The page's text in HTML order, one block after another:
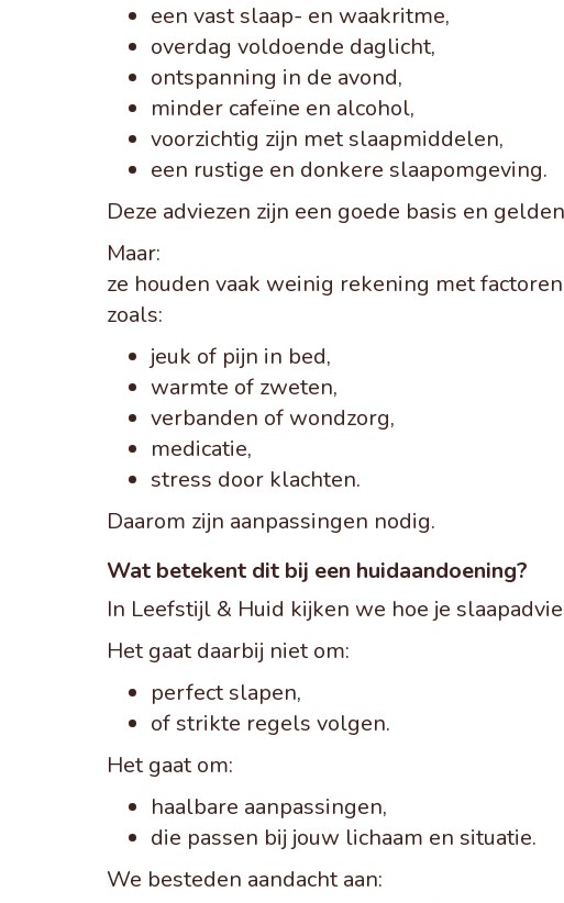
een vast slaap- en waakritme,
overdag voldoende daglicht,
ontspanning in de avond,
minder cafeïne en alcohol,
voorzichtig zijn met slaapmiddelen,
een rustige en donkere slaapomgeving.
Deze adviezen zijn een goede basis en
Maar:
ze houden vaak weinig rekening met
zoals:
jeuk of pijn in bed,
warmte of zweten,
verbanden of wondzorg,
medicatie,
stress door klachten.
Daarom zijn aanpassingen nodig.
Wat betekent dit bij een huidaandoening?
In Leefstijl & Huid kijken we hoe je
Het gaat daarbij niet om:
perfect slapen,
of strikte regels volgen.
Het gaat om:
haalbare aanpassingen,
die passen bij jouw lichaam en situatie.
We besteden aandacht aan: